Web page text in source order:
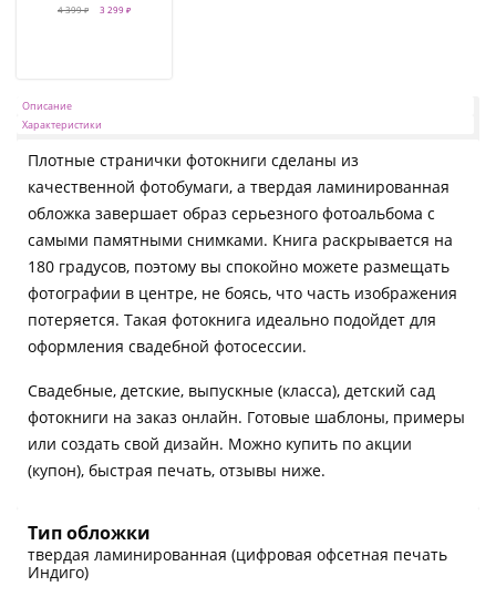
4 399 ₽
3 299 ₽
Описание
Характеристики
Плотные странички фотокниги сделаны из
качественной фотобумаги, а твердая ламинированная
обложка завершает образ серьезного фотоальбома с
самыми памятными снимками. Книга раскрывается на
180 градусов, поэтому вы спокойно можете размещать
фотографии в центре, не боясь, что часть изображения
потеряется. Такая фотокнига идеально подойдет для
оформления свадебной фотосессии.
Свадебные, детские, выпускные (класса), детский сад
фотокниги на заказ онлайн. Готовые шаблоны, примеры
или создать свой дизайн. Можно купить по акции
(купон), быстрая печать, отзывы ниже.
Тип обложки
твердая ламинированная (цифровая офсетная печать
Индиго)